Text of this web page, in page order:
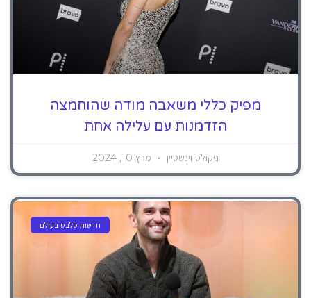
מפיק כללי משאבה מודה שהוחמצה
הזדמנות עם עלילה אחת
ניקולס וינשטיין מרץ 10, 2024
חדשות סלבס בעולם